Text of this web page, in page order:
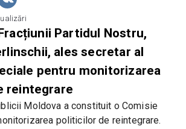
Partidul Nostru,
ales secretar al
pentru monitorizarea
reintegrare
Moldova a constituit o Comisie
politicilor de reintegrare.